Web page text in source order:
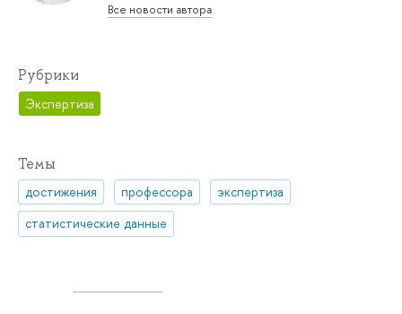
Все новости автора
Рубрики
Экспертиза
Темы
достижения профессора
экспертиза
статистические данные